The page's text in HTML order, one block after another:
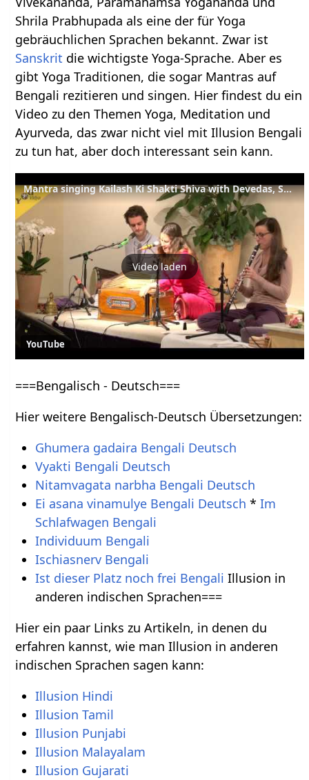
Shrila Prabhupada als eine der für Yoga
gebräuchlichen Sprachen bekannt. Zwar ist
Sanskrit die wichtigste Yoga-Sprache. Aber es
gibt Yoga Traditionen, die sogar Mantras auf
Bengali rezitieren und singen. Hier findest du ein
Video zu den Themen Yoga, Meditation und
Ayurveda, das zwar nicht viel mit Illusion Bengali
zu tun hat, aber doch interessant sein kann.
Mantra singing Kailash Ki Shakti Shiva with Devedas, Satyadevi and Anandini
Video laden
YouTube
===Bengalisch - Deutsch===
Hier weitere Bengalisch-Deutsch Übersetzungen:
Ghumera gadaira Bengali Deutsch
Vyakti Bengali Deutsch
Nitamvagata narbha Bengali Deutsch
Ei asana vinamulye Bengali Deutsch * Im
Schlafwagen Bengali
Individuum Bengali
Ischiasnerv Bengali
Ist dieser Platz noch frei Bengali Illusion in
anderen indischen Sprachen===
Hier ein paar Links zu Artikeln, in denen du
erfahren kannst, wie man Illusion in anderen
indischen Sprachen sagen kann:
Illusion Hindi
Illusion Tamil
Illusion Punjabi
Illusion Malayalam
Illusion Gujarati